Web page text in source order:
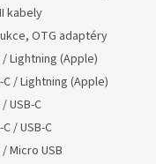
kabely
OTG adaptéry
/ Lightning (Apple)
C / Lightning (Apple)
USB-C
C / USB-C
/ Micro USB